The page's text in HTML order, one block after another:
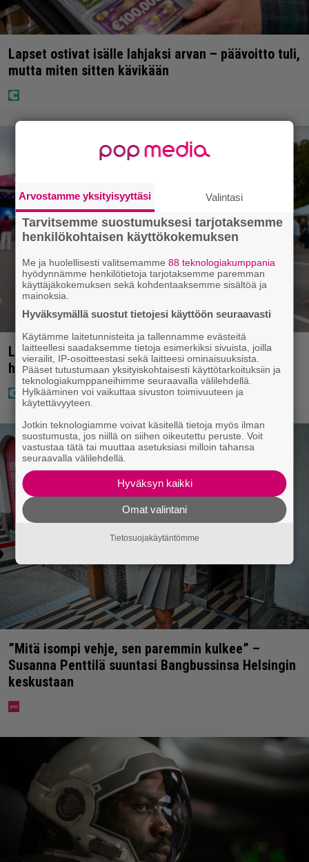
Lapset ostivat isälle lahjaksi arvan – päävoitto tuli,
mutta miten sitten kävikään
Laulaja Aki Samuli on nyt Aki Kirvesniemi – tässä
hääkuva
”Mitä isompi vehje, sen paremmin kulkee” –
Susanna Penttilä suuntasi Bangbussinsa Helsingin
keskustaan
Arvostamme yksityisyyttäsi Valintasi
Tarvitsemme suostumuksesi tarjotaksemme
henkilökohtaisen käyttökokemuksen
Me ja huolellisesti valitsemamme88 teknologiakumppania
hyödynnämme henkilötietoja tarjotaksemme paremman
käyttäjäkokemuksen sekä kohdentaaksemme sisältöä ja
mainoksia.
Hyväksymällä suostut tietojesi käyttöön seuraavasti
Käytämme laitetunnisteita ja tallennamme evästeitä
laitteellesi saadaksemme tietoja esimerkiksi sivuista, joilla
vierailit, IP-osoitteestasi sekä laitteesi ominaisuuksista.
Pääset tutustumaan yksityiskohtaisesti käyttötarkoituksiin ja
teknologiakumppaneihimme seuraavalla välilehdellä.
Hylkääminen voi vaikuttaa sivuston toimivuuteen ja
käytettävyyteen.
Jotkin teknologiamme voivat käsitellä tietoja myös ilman
suostumusta, jos niillä on siihen oikeutettu peruste. Voit
vastustaa tätä tai muuttaa asetuksiasi milloin tahansa
seuraavalla välilehdellä.
Hyväksyn kaikki
Omat valintani
Tietosuojakäytäntömme